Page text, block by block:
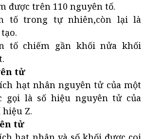
được trên 110 nguyên tố.
tố trong tự nhiên,còn lại là
tố chiếm gần khối nửa khối
tử
hạt nhân nguyên tử của một
gọi là số hiệu nguyên tử của
Z.
tử